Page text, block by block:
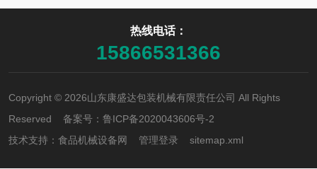
热线电话：
15866531366
Copyright © 2026山东康盛达包装机械有限责任公司 All Rights
Reserved 备案号： 鲁ICP备2020043606号-2
技术支持： 食品机械设备网 管理登录 sitemap.xml